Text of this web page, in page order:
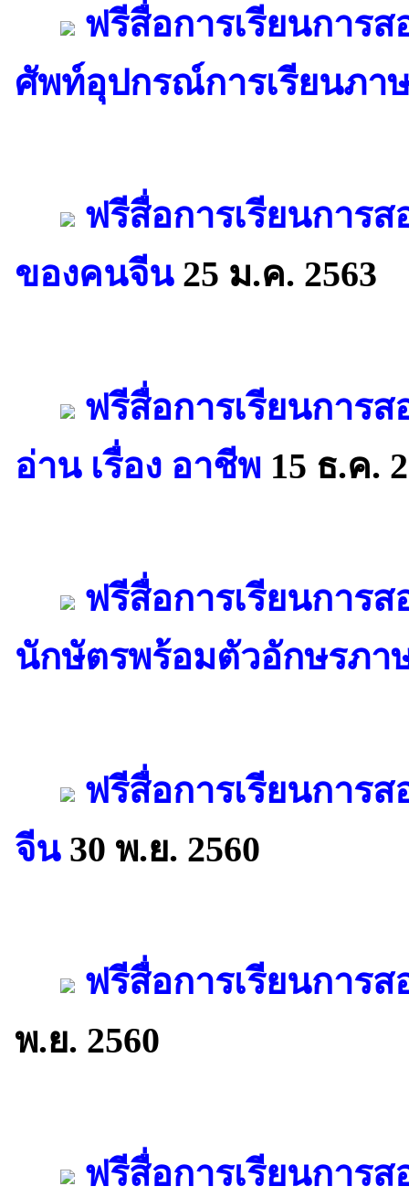
ฟรีสื่อการเรียนการ
ศัพท์อุปกรณ์การเรียนภา
ฟรีสื่อการเรียนการ
ของคนจีน25 ม.ค. 2563
ฟรีสื่อการเรียนการ
อ่าน เรื่อง อาชีพ 15 ธ.ค.
ฟรีสื่อการเรียนการ
นักษัตรพร้อมตัวอักษรภา
ฟรีสื่อการเรียนการ
จีน30 พ.ย. 2560
ฟรีสื่อการเรียนการ
พ.ย. 2560
ฟรีสื่อการเรียนการ